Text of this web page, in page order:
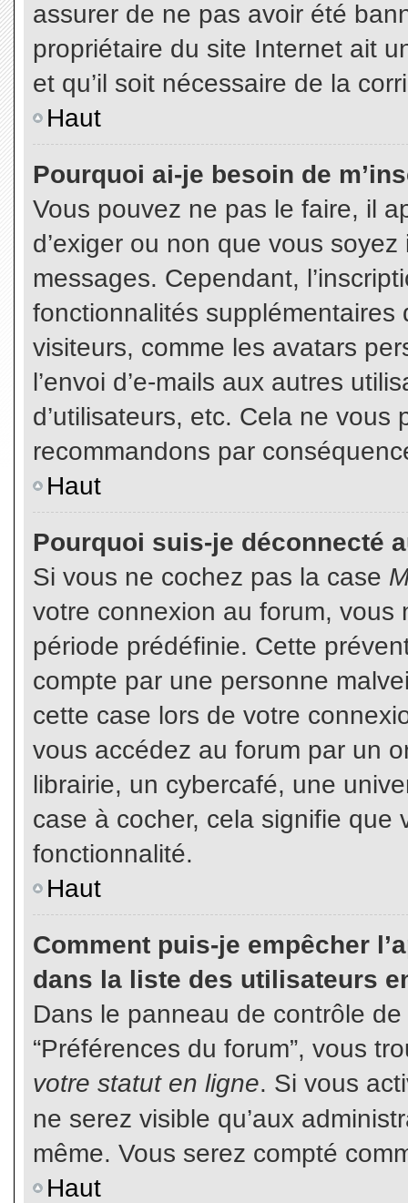
assurer de ne pas avoir été
propriétaire du site Internet ait
et qu’il soit nécessaire de la
Haut
Pourquoi ai-je besoin de
Vous pouvez ne pas le faire, il
d’exiger ou non que vous
messages. Cependant,
fonctionnalités
visiteurs, comme les avatars
l’envoi d’e-mails aux autres
d’utilisateurs, etc. Cela ne vous
recommandons par
Haut
Pourquoi suis-je déconnecté
Si vous ne cochez pas la case
votre connexion au forum,
période prédéfinie. Cette
compte par une personne
cette case lors de votre
vous accédez au forum par un
librairie, un cybercafé, une
case à cocher, cela signifie que
fonctionnalité.
Haut
Comment puis-je empêcher
dans la liste des utilisateurs
Dans le panneau de contrôle
“Préférences du forum”, vous
votre statut en ligne. Si vous
ne serez visible qu’aux
même. Vous serez compté
Haut